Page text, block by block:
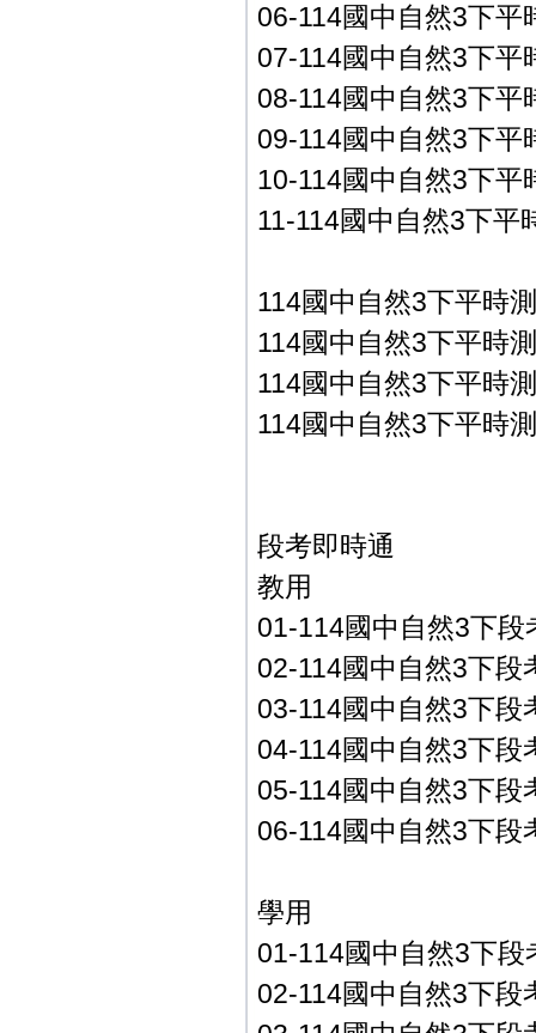
06-114國中自然3下
07-114國中自然3下
08-114國中自然3下
09-114國中自然3下
10-114國中自然3下
11-114國中自然3下平
114國中自然3下平時
114國中自然3下平時
114國中自然3下平時
114國中自然3下平時
段考即時通
教用
01-114國中自然3下
02-114國中自然3下
03-114國中自然3下
04-114國中自然3下
05-114國中自然3下
06-114國中自然3下
學用
01-114國中自然3下
02-114國中自然3下